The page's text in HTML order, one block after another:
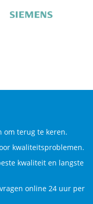
om terug te keren.
kwaliteitsproblemen.
kwaliteit en langste
online 24 uur per